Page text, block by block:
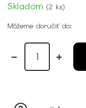
Skladom (2 ks)
Môžeme doručiť do: